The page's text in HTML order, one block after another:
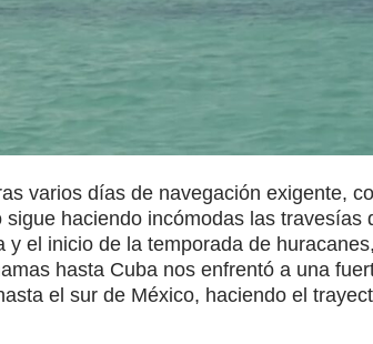
varios días de navegación exigente,
sigue haciendo incómodas las travesías
y el inicio de la temporada de
hasta Cuba nos enfrentó a una
el sur de México, haciendo el